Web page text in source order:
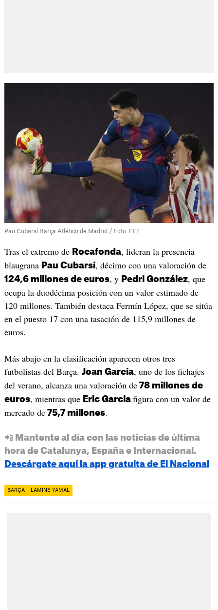
Pau Cubarsí Barça Atlético de Madrid / Foto: EFE
Tras el extremo de Rocafonda, lideran la presencia
blaugrana Pau Cubarsí, décimo con una valoración de
124,6 millones de euros, y Pedri González, que
ocupa la duodécima posición con un valor estimado de
120 millones. También destaca Fermín López, que se sitúa
en el puesto 17 con una tasación de 115,9 millones de
euros.
Más abajo en la clasificación aparecen otros tres
futbolistas del Barça. Joan Garcia, uno de los fichajes
del verano, alcanza una valoración de78 millones de
euros, mientras que Eric Garcia figura con un valor de
mercado de75,7 millones.
📲 Mantente al día con las noticias de última
hora de Catalunya, España e Internacional.
Descárgate aquí la app gratuita de El Nacional
BARÇA LAMINE YAMAL